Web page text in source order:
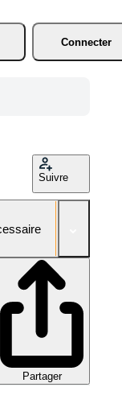
Connecter
Suivre
Partager